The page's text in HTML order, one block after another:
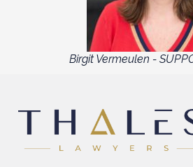
Birgit Vermeulen -